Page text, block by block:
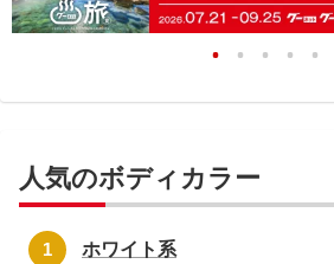
人気のボディカラー
ホワイト系